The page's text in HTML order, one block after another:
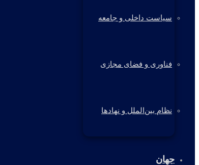
سیاست داخلی و جامعه
فناوری و فضای مجازی
نظام بین‌الملل و نهادها
جهان